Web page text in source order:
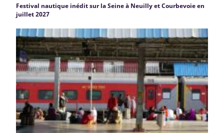
Festival nautique inédit sur la Seine à Neuilly et Courbevoie en
juillet 2027